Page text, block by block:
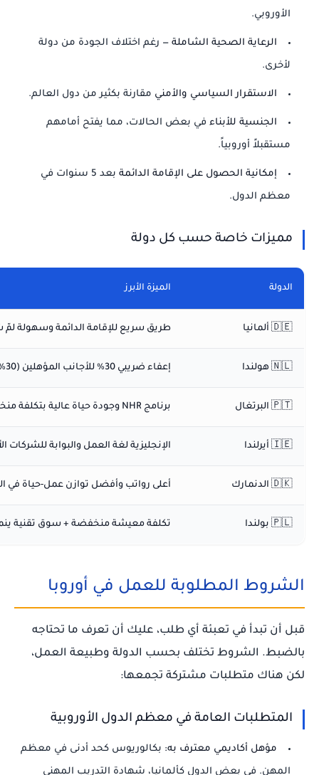
الأوروبي.
الرعاية الصحية الشاملة — رغم اختلاف الجودة من دولة
لأخرى.
الاستقرار السياسي والأمني مقارنة بكثير من دول العالم.
الجنسية للأبناء في بعض الحالات، مما يفتح أمامهم
مستقبلاً أوروبياً.
إمكانية الحصول على الإقامة الدائمة بعد 5 سنوات في
معظم الدول.
مميزات خاصة حسب كل دولة
الدولة الميزة الأبرز
🇩🇪 ألمانيا طريق سريع للإقامة الدائمة وسهولة
🇳🇱 هولندا إعفاء ضريبي 30% للأجانب المؤهلين (30% Ruling)
🇵🇹 البرتغال برنامج NHR وجودة حياة عالية بتكلفة منخفضة
🇮🇪 أيرلندا الإنجليزية لغة العمل والبوابة للشركات
🇩🇰 الدنمارك أعلى رواتب وأفضل توازن عمل-حياة في
🇵🇱 بولندا تكلفة معيشة منخفضة + سوق تقنية
الشروط المطلوبة للعمل في أوروبا
قبل أن تبدأ في تعبئة أي طلب، عليك أن تعرف ما تحتاجه
بالضبط. الشروط تختلف بحسب الدولة وطبيعة العمل،
لكن هناك متطلبات مشتركة تجمعها:
المتطلبات العامة في معظم الدول الأوروبية
مؤهل أكاديمي معترف به: بكالوريوس كحد أدنى في معظم
المهن. في بعض الدول كألمانيا، شهادة التدريب المهني